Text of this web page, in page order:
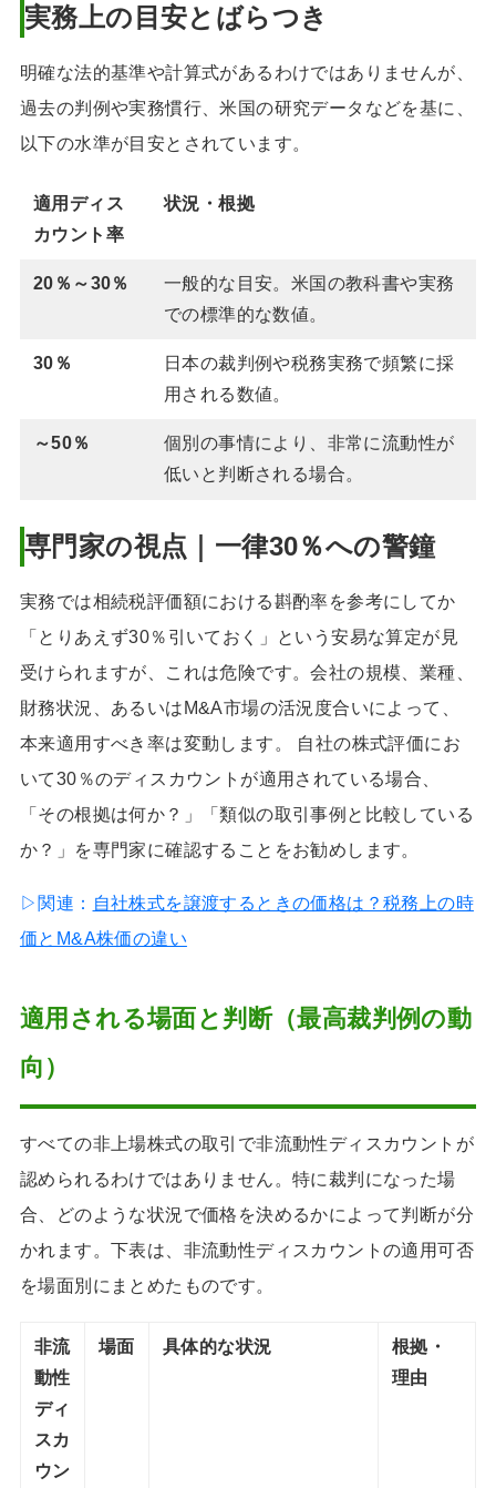
実務上の目安とばらつき
明確な法的基準や計算式があるわけではありませんが、
過去の判例や実務慣行、米国の研究データなどを基に、
以下の水準が目安とされています。
適用ディス
カウント率
状況・根拠
20％～30％
一般的な目安。米国の教科書や実務
での標準的な数値。
30％
日本の裁判例や税務実務で頻繁に採
用される数値。
～50％
個別の事情により、非常に流動性が
低いと判断される場合。
専門家の視点｜一律30％への警鐘
実務では相続税評価額における斟酌率を参考にしてか
「とりあえず30％引いておく」という安易な算定が見
受けられますが、これは危険です。会社の規模、業種、
財務状況、あるいはM&A市場の活況度合いによって、
本来適用すべき率は変動します。 自社の株式評価にお
いて30％のディスカウントが適用されている場合、
「その根拠は何か？」「類似の取引事例と比較している
か？」を専門家に確認することをお勧めします。
▷関連： 自社株式を譲渡するときの価格は？税務上の時
価とM&A株価の違い
適用される場面と判断（最高裁判例の動
向）
すべての非上場株式の取引で非流動性ディスカウントが
認められるわけではありません。特に裁判になった場
合、どのような状況で価格を決めるかによって判断が分
かれます。下表は、非流動性ディスカウントの適用可否
を場面別にまとめたものです。
非流
動性
ディ
スカ
ウン
場面 具体的な状況
根拠・
理由